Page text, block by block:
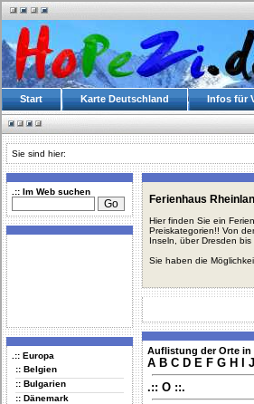
Start Karte Deutschland Infos für
Sie sind hier:
.:: Im Web suchen
.:: Europa
:: Belgien
:: Bulgarien
:: Dänemark
Ferienhaus
Hier finden Sie ein
Preiskategorien!! Von
Inseln, über Dresden
Sie haben die
Auflistung der Orte in
A B C D E F G H J
.:: O ::.